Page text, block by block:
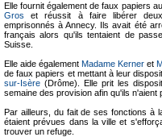
Elle fournit également de faux papiers
Gros et réussit à faire libérer
emprisonnés à Annecy. Ils avait été
français alors qu'ils tentaient de
Suisse.
Elle aide également Madame Kerner et
de faux papiers et mettant à leur
sur-Isère (Drôme). Elle prit les
semaine des provision afin qu'ils n'aient
Par ailleurs, du fait de ses fonctions à
étaient prévues dans la ville et
trouver un refuge.